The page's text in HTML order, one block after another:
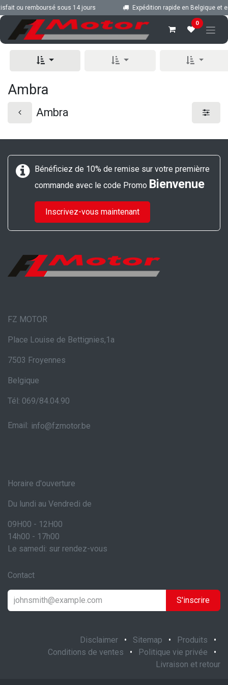
Se rendre au contenu
ou remboursé sous 14 jours Expédition rapide en Belgique et
0
Ambra
Ambra
Bénéficiez de 10% de remise sur votre premièrre
commande avec le code Promo Bienvenue
Inscrivez-vous maintenant
FZ MOTOR
Place Louise de Bettignies,1a
7503 Froyennes
Belgique
Tél: 069/84.04.90
Email: info@fzmotor.be
Horaire d'ouverture
Du lundi au Vendredi de
09H00 - 12H00
14h00 - 17h00
Le samedi: sur rendez-vous
Contact
S'inscrire
Disclaimer • Sitemap • Produits
•
Conditions de ventes
• Politique vie privée
•
Livraison et retour